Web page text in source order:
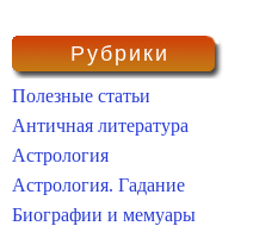
Рубрики
Полезные статьи
Античная литература
Астрология
Астрология. Гадание
Биографии и мемуары